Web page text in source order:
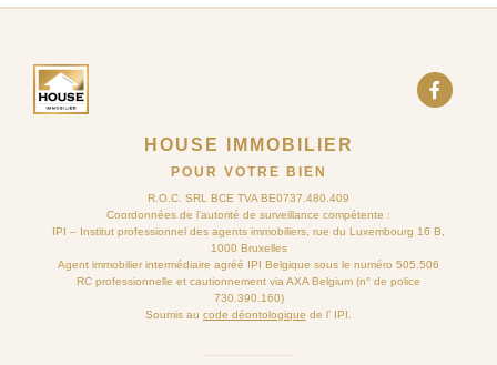
HOUSE IMMOBILIER
POUR VOTRE BIEN
R.O.C. SRL BCE TVA BE0737.480.409
Coordonnées de l’autorité de surveillance compétente :
IPI – Institut professionnel des agents immobiliers, rue du Luxembourg 16 B,
1000 Bruxelles
Agent immobilier intermédiaire agréé IPI Belgique sous le numéro 505.506
RC professionnelle et cautionnement via AXA Belgium (n° de police
730.390.160)
Soumis au code déontologique de l’ IPI.